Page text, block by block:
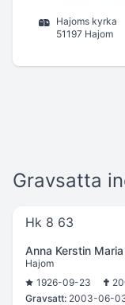
Hajoms kyrka
51197 Hajom
Gravsatta
Hk 8 63
Anna Kerstin
Hajom
1926-09-23
Gravsatt: 2003-06-